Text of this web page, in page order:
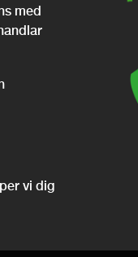
med
vi dig